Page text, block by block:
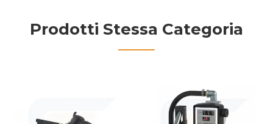
Prodotti Stessa Categoria